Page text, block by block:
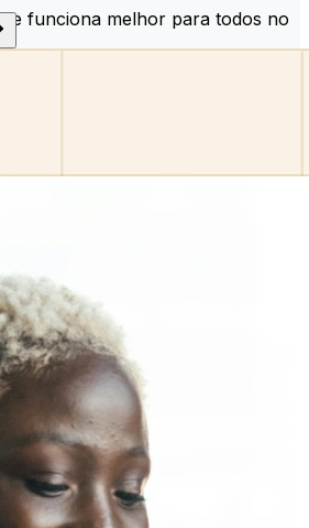
funciona melhor para todos no
para ele.
de agendamento uma vez,
deixe clientes marcarem horário
cliques.